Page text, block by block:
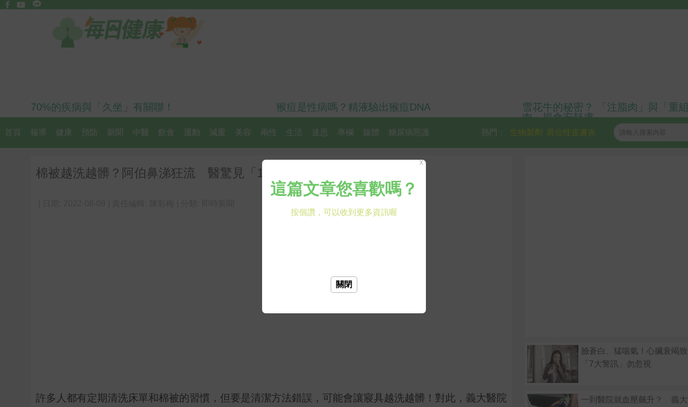
70%的疾病與「久坐」有關聯！ 猴痘是性病嗎？精液驗出猴痘DNA
雪花牛的秘密？ 「注脂肉」與「重
肉」揭食安疑慮
首頁 報導 健康 預防 新聞 中醫 飲食 運動 減重 美容 兩性 生活 迷思 專欄 媒體 糖尿病照護 異位性皮膚炎
生物製劑
熱門：
棉被越洗越髒？阿伯鼻涕狂流 醫驚見「1習慣」秒懂過敏元兇
許多人都有定期清洗床單和棉被的習慣，但要是清潔方法錯誤，可能會讓寢具越洗越髒！對此，義大醫院
臉蒼白、猛喘氣！心臟衰竭
「7大警訊」勿忽視
一到醫院就血壓飆升？ 義
X
關閉